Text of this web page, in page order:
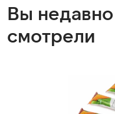
Вы недавно
смотрели